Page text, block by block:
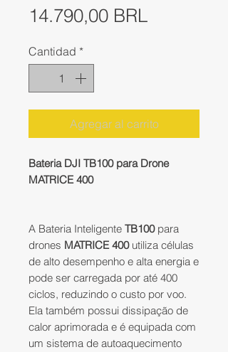
14.790,00 BRLPrecio
Cantidad *
Agregar al carrito
Bateria DJI TB100 para Drone
MATRICE 400
A Bateria Inteligente TB100para
drones MATRICE 400utiliza células
de alto desempenho e alta energia e
pode ser carregada por até 400
ciclos, reduzindo o custo por voo.
Ela também possui dissipação de
calor aprimorada e é equipada com
um sistema de autoaquecimento